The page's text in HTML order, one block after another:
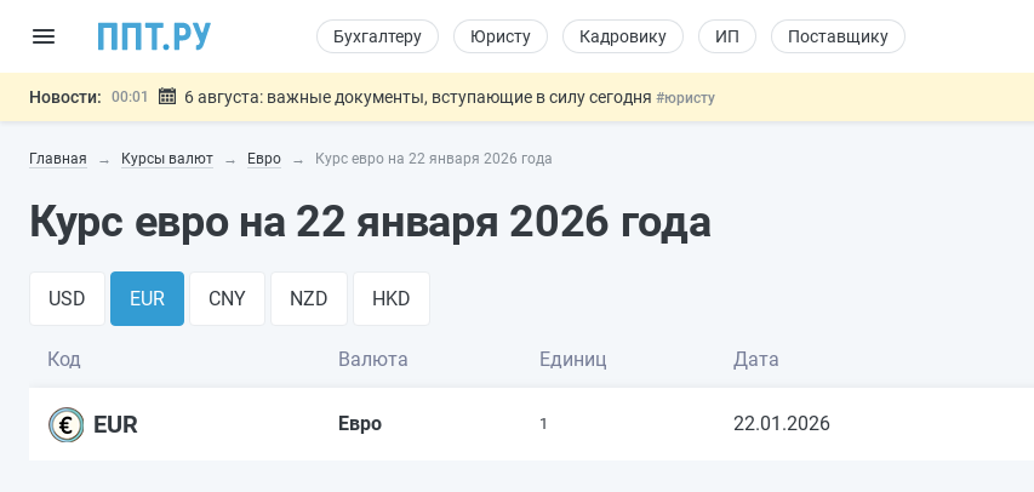
Бухгалтеру Юристу Кадровику ИП Поставщику
Новости: 00:01 6 августа: важные документы, вступающие в силу сегодня #юристу
05.08 Мигрантам с судимостью запретят получать ВНЖ и гражданство: закон подписан
05.08
Важно Подписан закон об упрощении госзакупок по 44-ФЗ#заказчику
Главная Курсы валют Евро Курс евро на 22 января 2026 года
Курс евро на 22 января 2026 года
USD EUR CNY NZD HKD
Код Валюта Единиц Дата
EUR Евро 1 22.01.2026